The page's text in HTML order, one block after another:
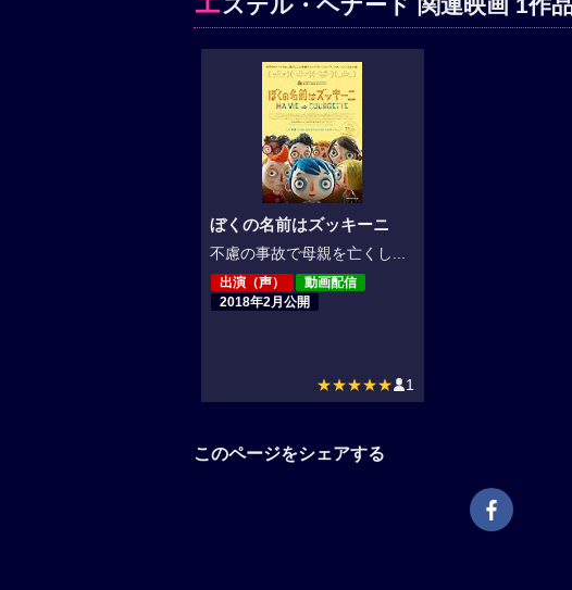
ぼくの名前はズッキーニ
不慮の事故で母親を亡くし...
出演（声）
動画配信
2018年2月公開
★★★★★ 1
このページをシェアする